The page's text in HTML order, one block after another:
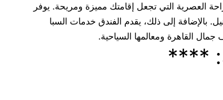
العصرية التي تجعل إقامتك مميزة ومريحة. يوفر
إلى ذلك، يقدم الفندق خدمات السبا
القاهرة ومعالمها السياحية.
****